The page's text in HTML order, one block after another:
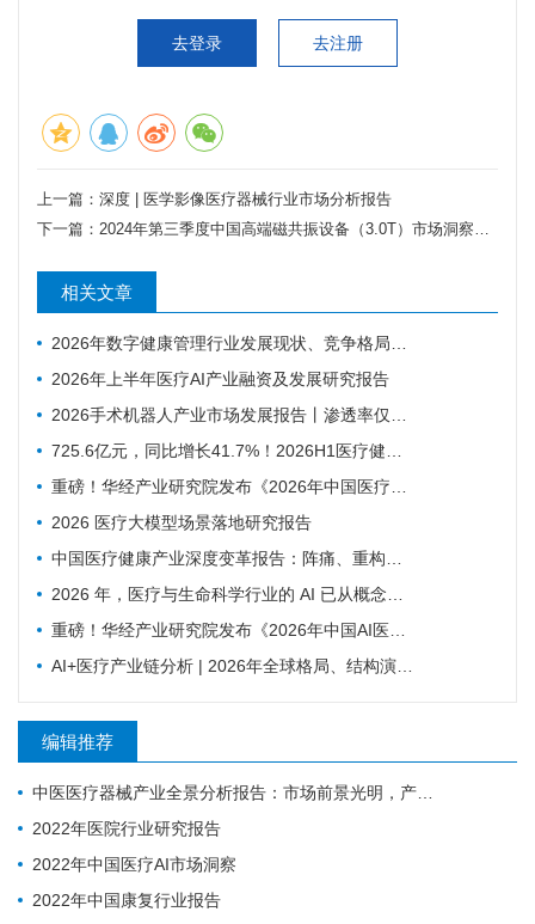
去登录 去注册
上一篇： 深度 | 医学影像医疗器械行业市场分析报告
下一篇： 2024年第三季度中国高端磁共振设备（3.0T）市场洞察报告
相关文章
2026年数字健康管理行业发展现状、竞争格局及未来趋势分析
2026年上半年医疗AI产业融资及发展研究报告
2026手术机器人产业市场发展报告丨渗透率仅0.7% ，为什么行业还是在讲未来可期？
725.6亿元，同比增长41.7%！2026H1医疗健康投融资趋势深度分析
重磅！华经产业研究院发布《2026年中国医疗机器人行业市场深度研究报告》
2026 医疗大模型场景落地研究报告
中国医疗健康产业深度变革报告：阵痛、重构与新生
2026 年，医疗与生命科学行业的 AI 已从概念验证进入规模化应用阶段——NVIDIA发布的2026 AI in Healthcare and Life Sciences报告
重磅！华经产业研究院发布《2026年中国AI医疗行业市场深度研究报告》
AI+医疗产业链分析 | 2026年全球格局、结构演进与未来趋势
编辑推荐
中医医疗器械产业全景分析报告：市场前景光明，产业升级任重道远
2022年医院行业研究报告
2022年中国医疗AI市场洞察
2022年中国康复行业报告